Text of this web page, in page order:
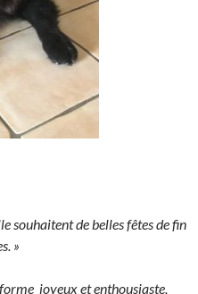
souhaitent de belles fêtes de fin
»
joyeux et enthousiaste,